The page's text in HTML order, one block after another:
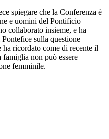
spiegare che la Conferenza è
e uomini del Pontificio
collaborato insieme, e ha
sulla questione
ricordato come di recente il
famiglia non può essere
femminile.